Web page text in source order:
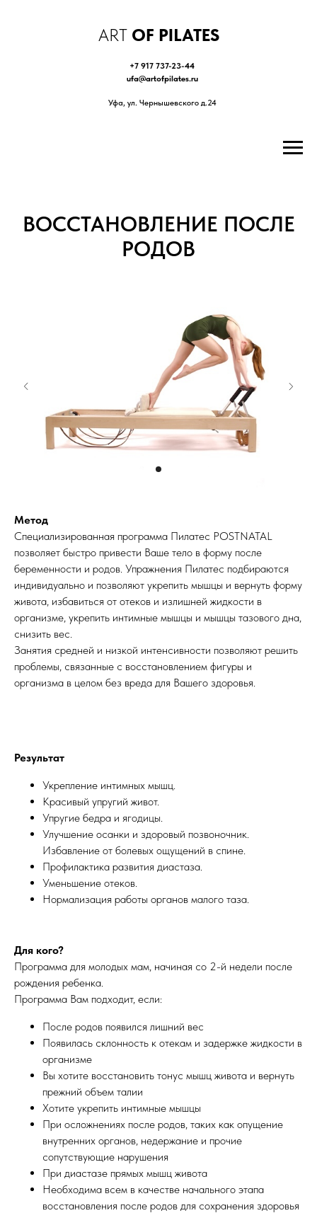
ART OF PILATES
+7 917 737-23-44
ufa@artofpilates.ru
Уфа, ул. Чернышевского д.24
ВОССТАНОВЛЕНИЕ ПОСЛЕ
РОДОВ
Метод
Специализированная программа Пилатес POSTNATAL
позволяет быстро привести Ваше тело в форму после
беременности и родов. Упражнения Пилатес подбираются
индивидуально и позволяют укрепить мышцы и вернуть форму
живота, избавиться от отеков и излишней жидкости в
организме, укрепить интимные мышцы и мышцы тазового дна,
снизить вес.
Занятия средней и низкой интенсивности позволяют решить
проблемы, связанные с восстановлением фигуры и
организма в целом без вреда для Вашего здоровья.
Результат
Укрепление интимных мышц.
Красивый упругий живот.
Упругие бедра и ягодицы.
Улучшение осанки и здоровый позвоночник.
Избавление от болевых ощущений в спине.
Профилактика развития диастаза.
Уменьшение отеков.
Нормализация работы органов малого таза.
Для кого?
Программа для молодых мам, начиная со 2-й недели после
рождения ребенка.
Программа Вам подходит, если:
После родов появился лишний вес
Появилась склонность к отекам и задержке жидкости в
организме
Вы хотите восстановить тонус мышц живота и вернуть
прежний объем талии
Хотите укрепить интимные мышцы
При осложнениях после родов, таких как опущение
внутренних органов, недержание и прочие
сопутствующие нарушения
При диастазе прямых мышц живота
Необходима всем в качестве начального этапа
восстановления после родов для сохранения здоровья